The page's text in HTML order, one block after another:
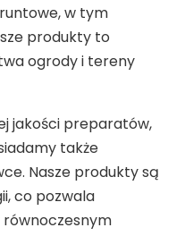
w tym
produkty to
ogrody i tereny
jakości preparatów,
także
Nasze produkty są
co pozwala